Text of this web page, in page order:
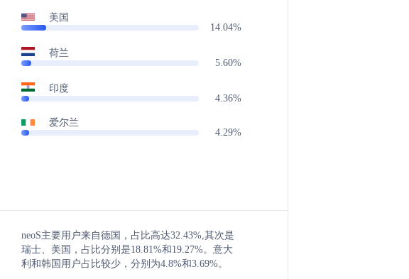
美国
14.04%
荷兰
5.60%
印度
4.36%
爱尔兰
4.29%
neoS主要用户来自德国，占比高达32.43%,其次是
瑞士、美国，占比分别是18.81%和19.27%。意大
利和韩国用户占比较少，分别为4.8%和3.69%。